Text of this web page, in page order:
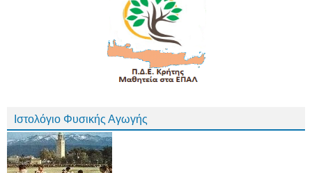
Ιστολόγιο Φυσικής Αγωγής